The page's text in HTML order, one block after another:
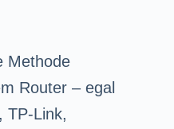
Methode
Router – egal
TP-Link,